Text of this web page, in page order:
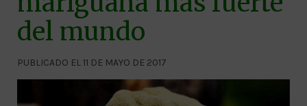
del mundo
PUBLICADO EL 11 DE MAYO DE 2017